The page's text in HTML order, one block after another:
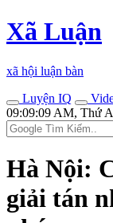
Xã Luận
xã hội luận bàn
Luyện IQ
09:09:09 AM, Thứ
Hà Nội:
giải tán